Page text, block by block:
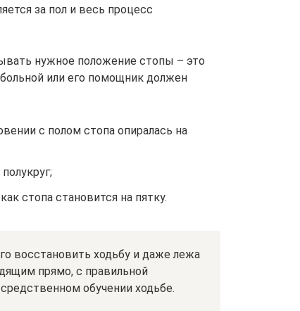
за пол и весь процесс
нужное положение стопы – это
или его помощник должен
с полом стопа опиралась на
стопа становится на пятку.
восстановить ходьбу и даже лежа
прямо, с правильной
обучении ходьбе.